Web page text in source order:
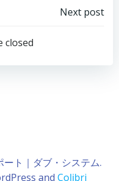
Next post
closed
ト｜ダブ・システム.
and Colibri